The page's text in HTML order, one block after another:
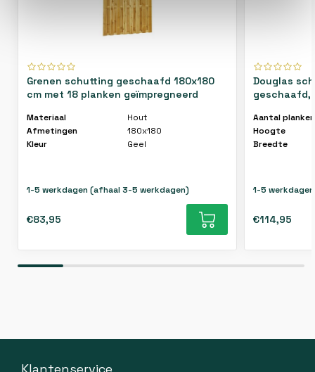
Grenen schutting geschaafd 180x180
cm met 18 planken geïmpregneerd
Materiaal
Hout
Afmetingen
180x180
Kleur
Geel
1-5 werkdagen (afhaal 3-5 werkdagen)
€83,95
Douglas
geschaafd,
Aantal planken
Hoogte
Breedte
1-5
€114,95